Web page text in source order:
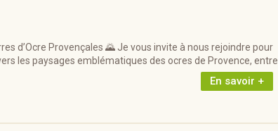
d’Ocre Provençales 🌄 Je vous invite à nous rejoindre pour
les paysages emblématiques des ocres de Provence, entre
En savoir +